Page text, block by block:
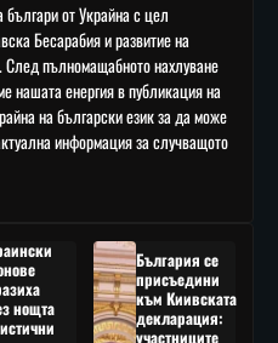
българи от Украйна с цел
Бесарабия и развитие на
След пълномащабното нахлуване
нашата енергия в публикация на
на български език за да може
информация за случващото
нощта
България се
присъедини
към Киивската
декларация:
участниците